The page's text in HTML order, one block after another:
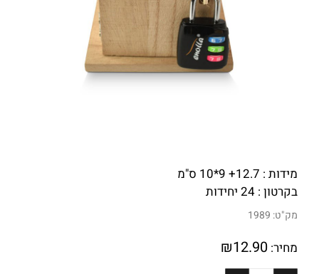
מידות : 12.7+ 9*10 ס"מ
בקרטון : 24 יחידות
מק"ט: 1989
מחיר: ₪12.90